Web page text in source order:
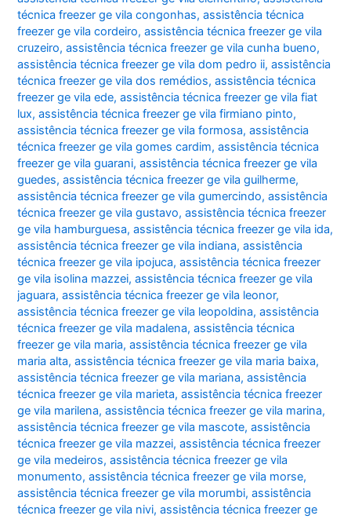
técnica freezer ge vila congonhas,assistência técnica
freezer ge vila cordeiro,assistência técnica freezer ge vila
cruzeiro,assistência técnica freezer ge vila cunha bueno,
assistência técnica freezer ge vila dom pedro ii,assistência
técnica freezer ge vila dos remédios,assistência técnica
freezer ge vila ede,assistência técnica freezer ge vila fiat
lux,assistência técnica freezer ge vila firmiano pinto,
assistência técnica freezer ge vila formosa,assistência
técnica freezer ge vila gomes cardim,assistência técnica
freezer ge vila guarani,assistência técnica freezer ge vila
guedes,assistência técnica freezer ge vila guilherme,
assistência técnica freezer ge vila gumercindo,assistência
técnica freezer ge vila gustavo,assistência técnica freezer
ge vila hamburguesa,assistência técnica freezer ge vila ida,
assistência técnica freezer ge vila indiana,assistência
técnica freezer ge vila ipojuca,assistência técnica freezer
ge vila isolina mazzei,assistência técnica freezer ge vila
jaguara,assistência técnica freezer ge vila leonor,
assistência técnica freezer ge vila leopoldina,assistência
técnica freezer ge vila madalena,assistência técnica
freezer ge vila maria,assistência técnica freezer ge vila
maria alta,assistência técnica freezer ge vila maria baixa,
assistência técnica freezer ge vila mariana,assistência
técnica freezer ge vila marieta,assistência técnica freezer
ge vila marilena,assistência técnica freezer ge vila marina,
assistência técnica freezer ge vila mascote,assistência
técnica freezer ge vila mazzei,assistência técnica freezer
ge vila medeiros,assistência técnica freezer ge vila
monumento,assistência técnica freezer ge vila morse,
assistência técnica freezer ge vila morumbi,assistência
técnica freezer ge vila nivi,assistência técnica freezer ge